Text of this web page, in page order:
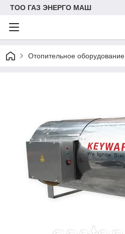
ТОО ГАЗ ЭНЕРГО МАШ
Отопительное оборудование